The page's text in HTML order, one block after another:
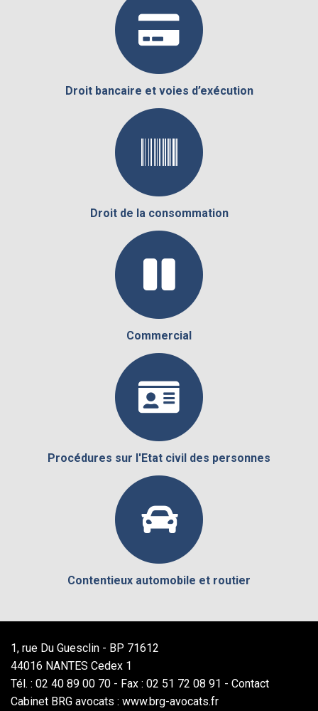
Droit bancaire et voies d’exécution
Droit de la consommation
Commercial
Procédures sur l'Etat civil des personnes
Contentieux automobile et routier
1, rue Du Guesclin - BP 71612
44016 NANTES Cedex 1
Tél. : 02 40 89 00 70 - Fax : 02 51 72 08 91 - Contact
Cabinet BRG avocats : www.brg-avocats.fr